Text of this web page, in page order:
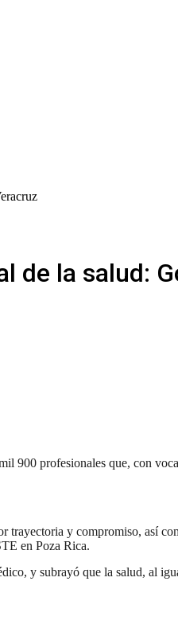
de la salud:
profesionales que, con
y compromiso, así
en Poza Rica.
y subrayó que la salud, al